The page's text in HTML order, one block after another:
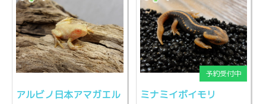
アルビノ日本アマガエル ミナミイボイモリ